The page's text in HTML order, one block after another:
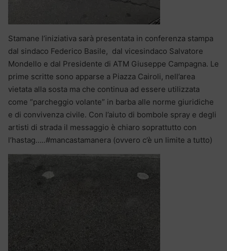
Stamane l’iniziativa sarà presentata in conferenza stampa
dal sindaco Federico Basile, dal vicesindaco Salvatore
Mondello e dal Presidente di ATM Giuseppe Campagna. Le
prime scritte sono apparse a Piazza Cairoli, nell’area
vietata alla sosta ma che continua ad essere utilizzata
come “parcheggio volante” in barba alle norme giuridiche
e di convivenza civile. Con l’aiuto di bombole spray e degli
artisti di strada il messaggio è chiaro soprattutto con
l’hastag…..#mancastamanera (ovvero c’è un limite a tutto)